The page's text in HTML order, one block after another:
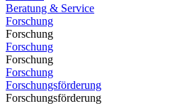
Beratung & Service
Forschung
Forschung
Forschung
Forschung
Forschung
Forschungsförderung
Forschungsförderung